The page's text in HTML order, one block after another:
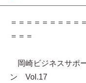
＝＝＝＝＝＝＝＝＝
＝＝＝
岡崎ビジネスサポ
ン Vol.17